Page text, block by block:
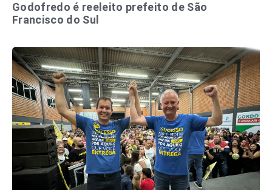
Godofredo é reeleito prefeito de São
Francisco do Sul